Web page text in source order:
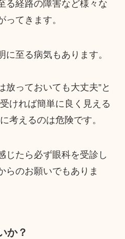
る経路の障害など様々な
ってきます。
至る病気もあります。
放っておいても大丈夫”と
ければ簡単に良く見える
考えるのは危険です。
じたら必ず眼科を受診し
らのお願いでもありま
か？